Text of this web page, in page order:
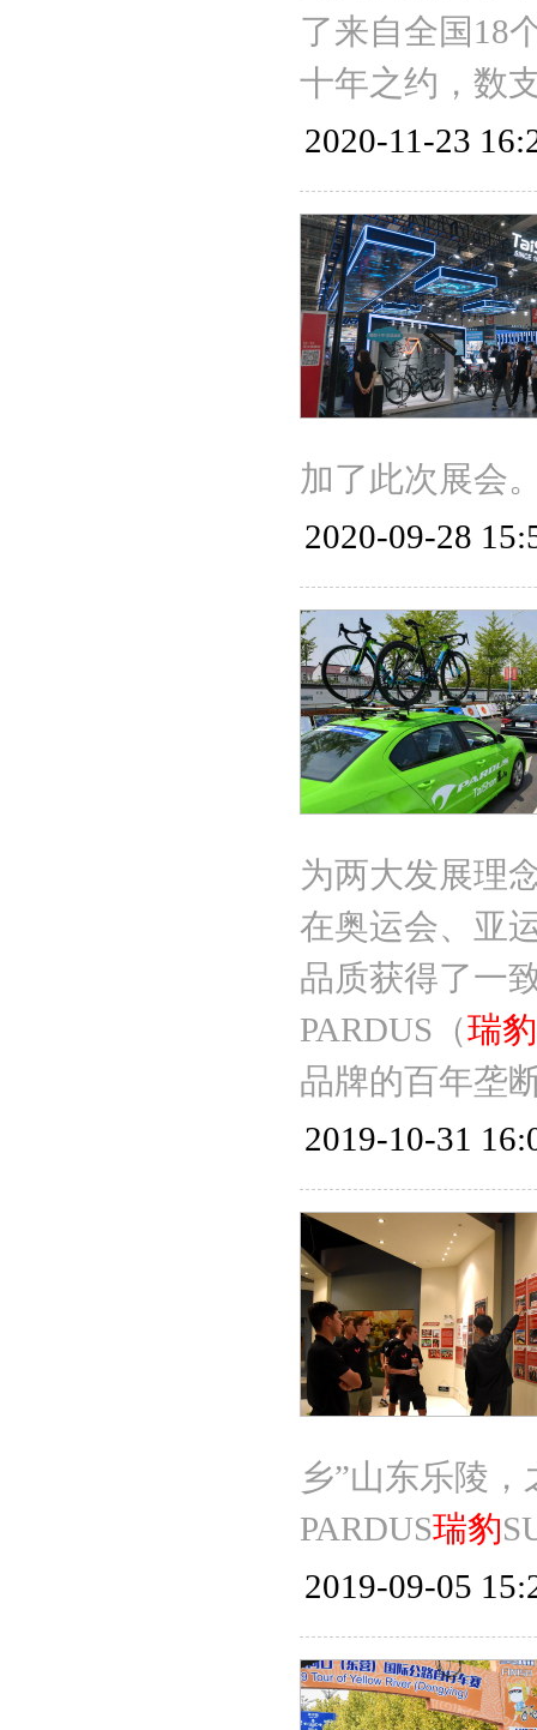
了来自全国18
十年之约，数
2020-11-23
加了此次展会
2020-09-28
为两大发展理
在奥运会、亚
品质获得了一
PARDUS（瑞豹
品牌的百年垄
2019-10-31
乡”山东乐陵
PARDUS瑞豹
2019-09-05